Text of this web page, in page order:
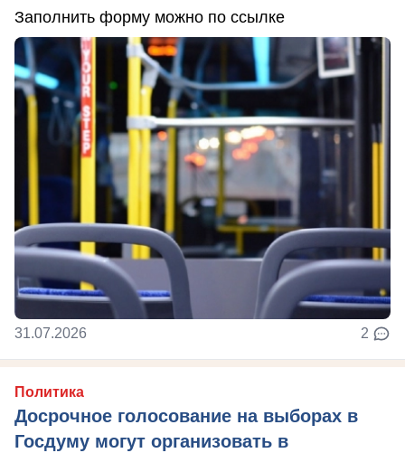
Заполнить форму можно по ссылке
31.07.2026 2
Политика
Досрочное голосование на выборах в
Госдуму могут организовать в